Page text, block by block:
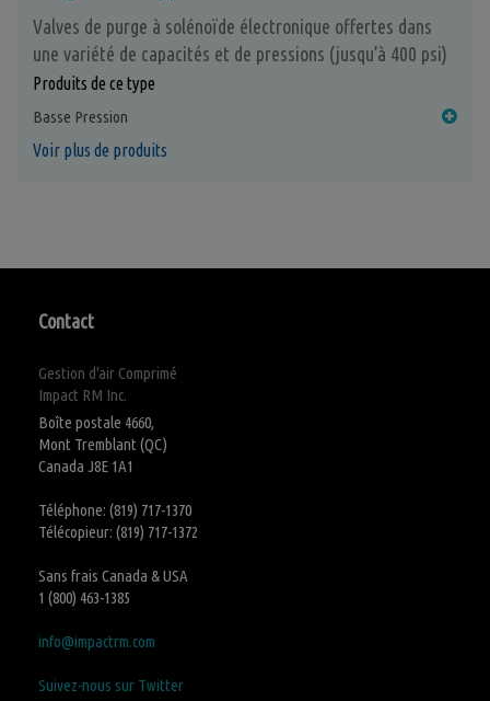
Valves de purge à solénoïde électronique offertes dans
une variété de capacités et de pressions (jusqu’à 400 psi)
Produits de ce type
Basse Pression
Voir plus de produits
Contact
Gestion d'air Comprimé
Impact RM Inc.
Boîte postale 4660,
Mont Tremblant (QC)
Canada J8E 1A1
Téléphone: (819) 717-1370
Télécopieur: (819) 717-1372
Sans frais Canada & USA
1 (800) 463-1385
info@impactrm.com
Suivez-nous sur Twitter